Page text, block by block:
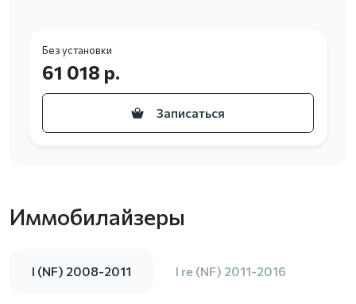
Без установки
61 018 р.
Записаться
Иммобилайзеры
I (NF) 2008-2011 I re (NF) 2011-2016